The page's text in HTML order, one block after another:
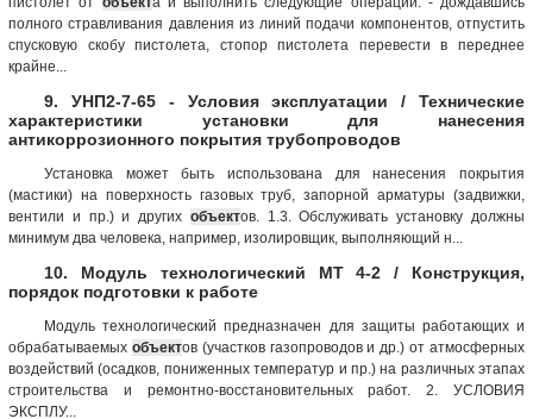
полного стравливания давления из линий подачи компонентов, отпустить
спусковую скобу пистолета, стопор пистолета перевести в переднее
крайне...
9. УНП2-7-65 - Условия эксплуатации / Технические
характеристики установки для нанесения
антикоррозионного покрытия трубопроводов
Установка может быть использована для нанесения покрытия
(мастики) на поверхность газовых труб, запорной арматуры (задвижки,
вентили и пр.) и других объектов. 1.3. Обслуживать установку должны
минимум два человека, например, изолировщик, выполняющий н...
10. Модуль технологический МТ 4-2 / Конструкция,
порядок подготовки к работе
Модуль технологический предназначен для защиты работающих и
обрабатываемых объектов (участков газопроводов и др.) от атмосферных
воздействий (осадков, пониженных температур и пр.) на различных этапах
строительства и ремонтно-восстановительных работ. 2. УСЛОВИЯ
ЭКСПЛУ...